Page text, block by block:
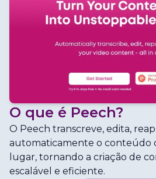
O que é Peech?
O Peech transcreve, edita,
automaticamente o conteúdo
lugar, tornando a criação de
escalável e eficiente.